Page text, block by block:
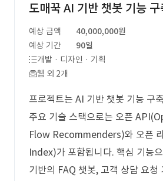
도매꾹 AI 기반 챗봇 기능 구
예상 금액
40,000,000원
예상 기간
90일
개발 · 디자인 · 기획
웹 외 2개
프로젝트는 AI 기반 챗봇 기능 구
주요 기술 스택으로는 오픈
Flow Recommenders)와 오픈
Index)가 포함됩니다. 핵심 기능
기반의 FAQ 챗봇, 고객 상담 요청